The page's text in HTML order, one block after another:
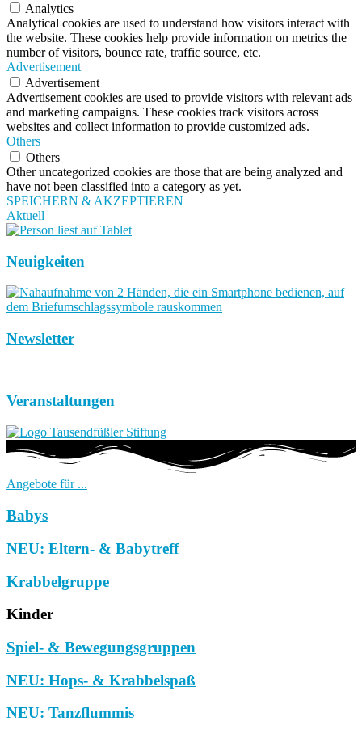
Analytics
Analytical cookies are used to understand how visitors interact with
the website. These cookies help provide information on metrics the
number of visitors, bounce rate, traffic source, etc.
Advertisement
Advertisement
Advertisement cookies are used to provide visitors with relevant ads
and marketing campaigns. These cookies track visitors across
websites and collect information to provide customized ads.
Others
Others
Other uncategorized cookies are those that are being analyzed and
have not been classified into a category as yet.
SPEICHERN & AKZEPTIEREN
Aktuell
Neuigkeiten
Newsletter
Veranstaltungen
Angebote für ...
Babys
NEU: Eltern- & Babytreff
Krabbelgruppe
Kinder
Spiel- & Bewegungsgruppen
NEU: Hops- & Krabbelspaß
NEU: Tanzflummis